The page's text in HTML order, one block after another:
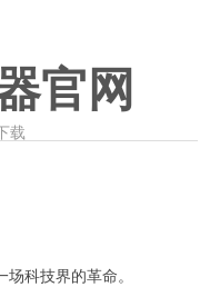
官网
载
科技界的革命。